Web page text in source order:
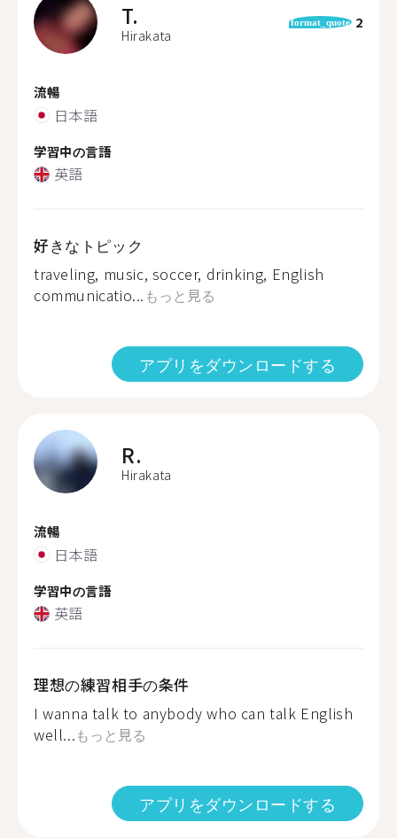
T.
Hirakata
format_quote 2
流暢
日本語
学習中の言語
英語
好きなトピック
traveling, music, soccer, drinking, English
communicatio... もっと見る
アプリをダウンロードする
R.
Hirakata
流暢
日本語
学習中の言語
英語
理想の練習相手の条件
I wanna talk to anybody who can talk English
well...もっと見る
アプリをダウンロードする